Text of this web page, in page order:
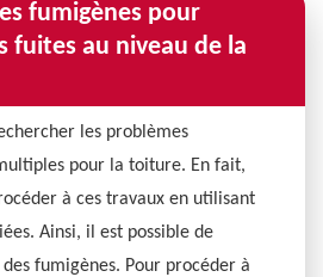
fumigènes pour
fuites au niveau de la
les problèmes
pour la toiture. En fait,
à ces travaux en utilisant
Ainsi, il est possible de
fumigènes. Pour procéder à